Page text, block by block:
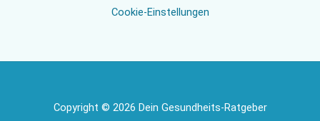
Cookie-Einstellungen
Copyright © 2026 Dein Gesundheits-Ratgeber